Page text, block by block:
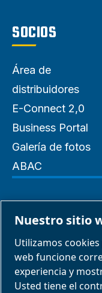
SOCIOS
Área de
distribuidores
E-Connect 2,0
Business Portal
Galería de fotos
ABAC
Administrar cookies
Aviso legal y aviso de
Informar sobre mala
Nuestro sitio
Utilizamos
web funcione
experiencia y
Usted tiene el